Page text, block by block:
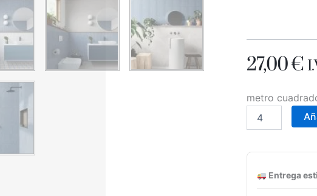
27,00€
metro
DECO
LINGOT
BLUE
32x62,5
cantidad
Entrega